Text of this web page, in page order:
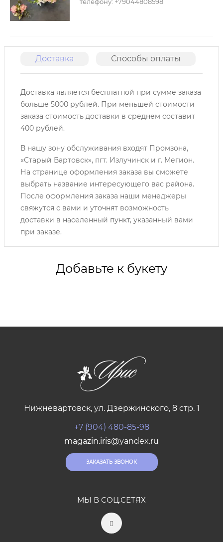
Доставка Способы оплаты
Доставка является бесплатной при сумме заказа
больше 5000 рублей. При меньшей стоимости
заказа стоимость доставки в среднем составит
400 рублей.
В нашу зону обслуживания входят Промзона,
«Старый Вартовск», пгт. Излучинск и г. Мегион.
На странице оформления заказа вы сможете
выбрать название интересующего вас района.
После оформления заказа наши менеджеры
свяжутся с вами и уточнят возможность
доставки в населенный пункт, указанный вами
при заказе.
Добавьте к букету
Нижневартовск, ул. Дзержинского, 8 стр. 1
+7 (904) 480-85-98
magazin.iris@yandex.ru
ЗАКАЗАТЬ ЗВОНОК
МЫ В СОЦ.СЕТЯХ